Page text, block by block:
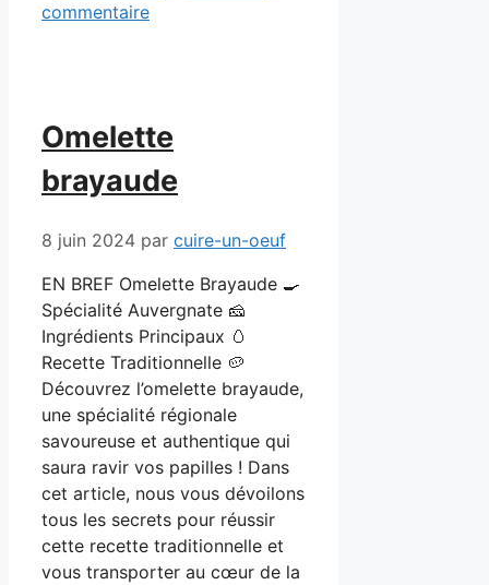
commentaire
Omelette
brayaude
8 juin 2024 par cuire-un-oeuf
EN BREF Omelette Brayaude 🍳
Spécialité Auvergnate 🧀
Ingrédients Principaux 🥚
Recette Traditionnelle 🥔
Découvrez l’omelette brayaude,
une spécialité régionale
savoureuse et authentique qui
saura ravir vos papilles ! Dans
cet article, nous vous dévoilons
tous les secrets pour réussir
cette recette traditionnelle et
vous transporter au cœur de la